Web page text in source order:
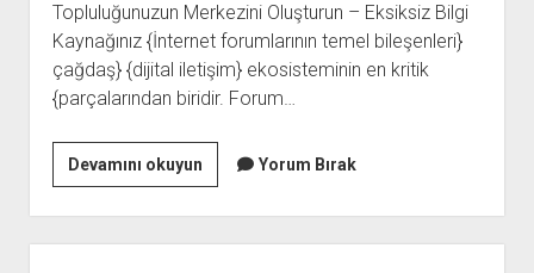
Topluluğunuzun Merkezini Oluşturun – Eksiksiz Bilgi
Kaynağınız {İnternet forumlarının temel bileşenleri}
çağdaş} {dijital iletişim} ekosisteminin en kritik
{parçalarından biridir. Forum…
Devamını okuyunWeb
Forum
Yorum Bırak